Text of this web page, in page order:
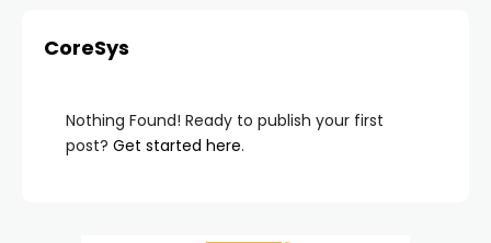
CoreSys
Nothing Found! Ready to publish your first
post? Get started here.